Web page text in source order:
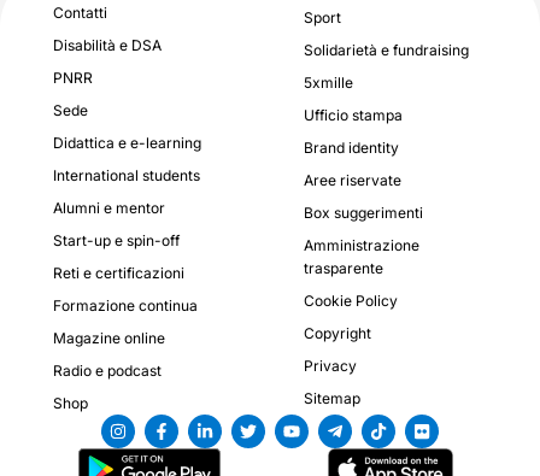
Contatti
Disabilità e DSA
PNRR
Sede
Didattica e e-learning
International students
Alumni e mentor
Start-up e spin-off
Reti e certificazioni
Formazione continua
Magazine online
Radio e podcast
Shop
Sport
Solidarietà e fundraising
5xmille
Ufficio stampa
Brand identity
Aree riservate
Box suggerimenti
Amministrazione
trasparente
Cookie Policy
Copyright
Privacy
Sitemap